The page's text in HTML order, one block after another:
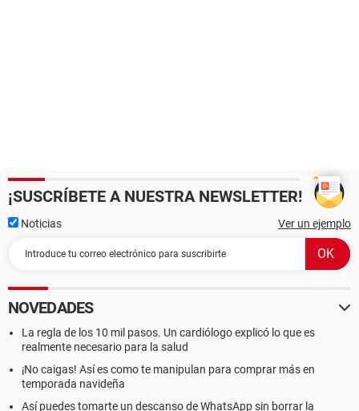
¡SUSCRÍBETE A NUESTRA NEWSLETTER!
Noticias Ver un ejemplo
NOVEDADES
La regla de los 10 mil pasos. Un cardiólogo explicó lo que es
realmente necesario para la salud
¡No caigas! Así es como te manipulan para comprar más en
temporada navideña
Así puedes tomarte un descanso de WhatsApp sin borrar la